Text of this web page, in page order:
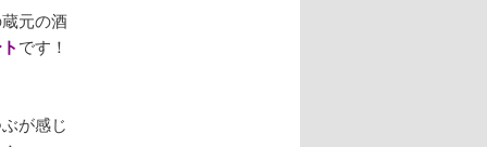
元の酒
です！
が感じ